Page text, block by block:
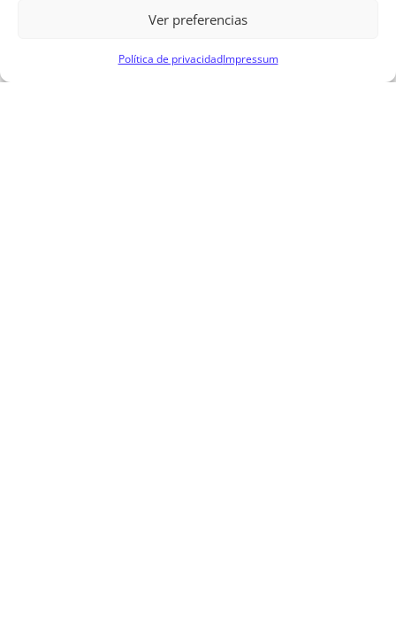
Ver preferencias
Política de privacidadImpressum